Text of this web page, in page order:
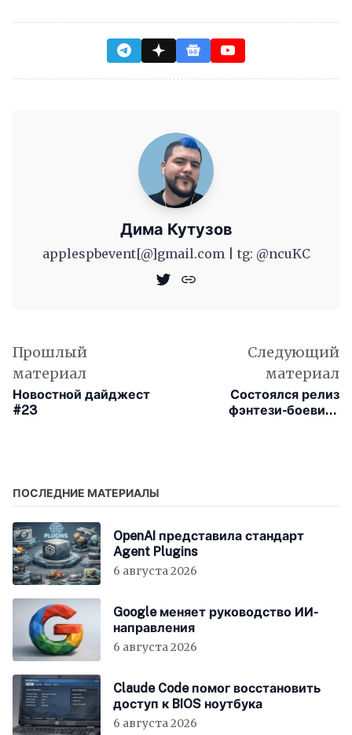
Дима Кутузов
applespbevent[@]gmail.com | tg: @ncuKC
Прошлый
материал
Новостной дайджест
#23
Следующий
материал
Состоялся релиз
фэнтези-боевика
ПОСЛЕДНИЕ МАТЕРИАЛЫ
OpenAI представила стандарт
Agent Plugins
6 августа 2026
Google меняет руководство ИИ-
направления
6 августа 2026
Claude Code помог восстановить
доступ к BIOS ноутбука
6 августа 2026